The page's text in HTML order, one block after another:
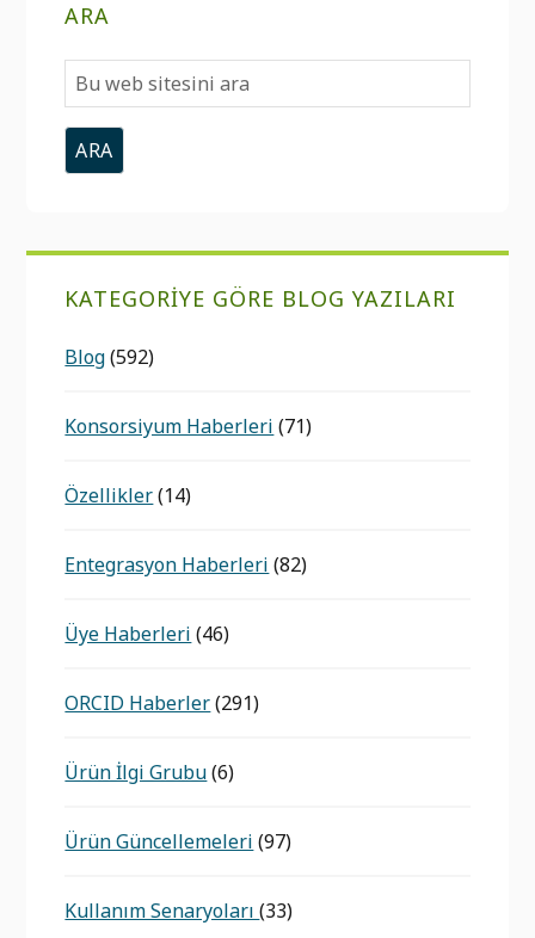
ARA
Bu
web
sitesini
ara
KATEGORIYE GÖRE BLOG YAZILARI
Blog(592)
Konsorsiyum Haberleri (71)
Özellikler(14)
Entegrasyon Haberleri (82)
Üye Haberleri (46)
ORCID Haberler(291)
Ürün İlgi Grubu(6)
Ürün Güncellemeleri (97)
Kullanım Senaryoları(33)